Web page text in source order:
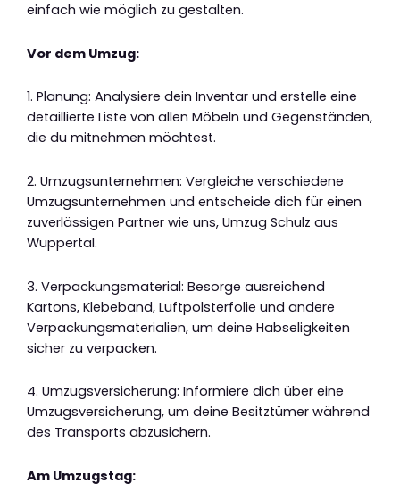
einfach wie möglich zu gestalten.
Vor dem Umzug:
1. Planung: Analysiere dein Inventar und erstelle eine
detaillierte Liste von allen Möbeln und Gegenständen,
die du mitnehmen möchtest.
2. Umzugsunternehmen: Vergleiche verschiedene
Umzugsunternehmen und entscheide dich für einen
zuverlässigen Partner wie uns, Umzug Schulz aus
Wuppertal.
3. Verpackungsmaterial: Besorge ausreichend
Kartons, Klebeband, Luftpolsterfolie und andere
Verpackungsmaterialien, um deine Habseligkeiten
sicher zu verpacken.
4. Umzugsversicherung: Informiere dich über eine
Umzugsversicherung, um deine Besitztümer während
des Transports abzusichern.
Am Umzugstag: